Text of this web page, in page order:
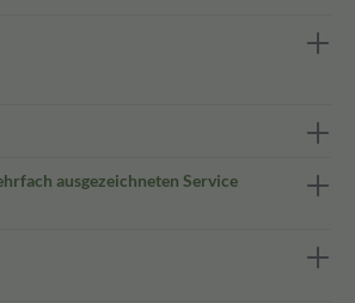
ausgezeichneten Service